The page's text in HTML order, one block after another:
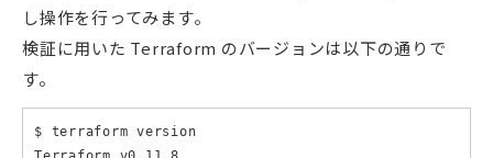
し操作を行ってみます。
検証に用いた Terraform のバージョンは以下の通りで
す。
$ terraform version